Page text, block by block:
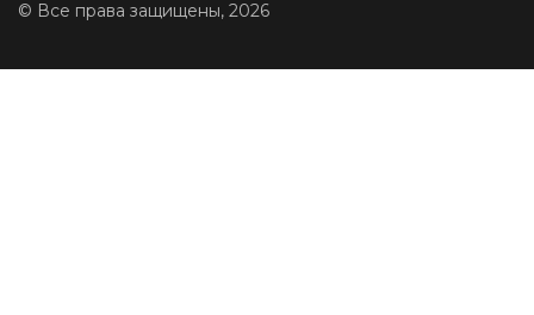
© Все права защищены, 2026